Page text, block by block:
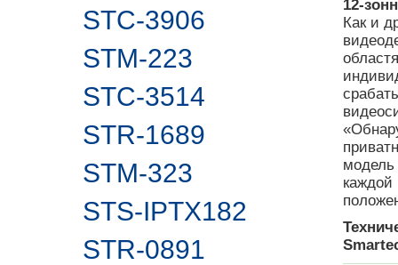
STC-3906
STM-223
STC-3514
STR-1689
STM-323
STS-IPTX182
STR-0891
12-
Как и
модель
каждой